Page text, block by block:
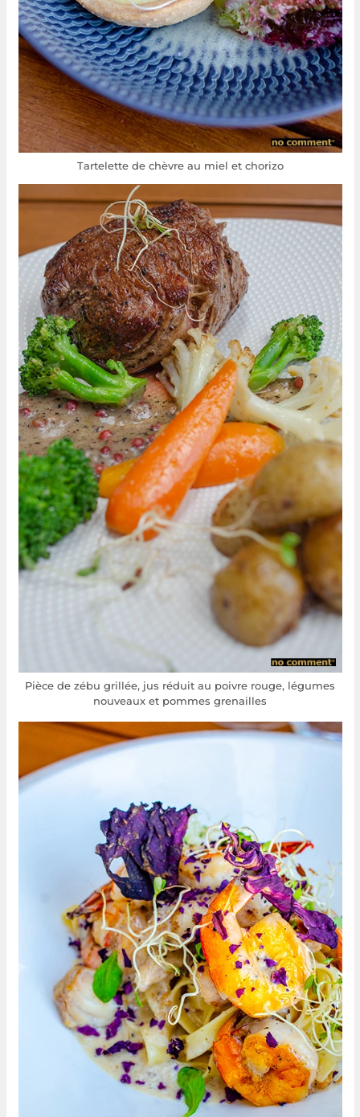
Tartelette de chèvre au miel et chorizo
Pièce de zébu grillée, jus réduit au poivre rouge, légumes
nouveaux et pommes grenailles